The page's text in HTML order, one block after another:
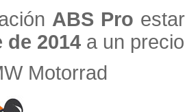
ABS Pro
2014 a un
Motorrad